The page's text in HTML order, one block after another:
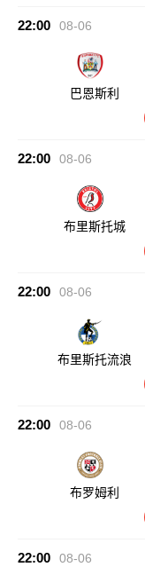
22:00 08-06
巴恩斯利
22:00 08-06
布里斯托城
22:00 08-06
布里斯托流浪
22:00 08-06
布罗姆利
22:00 08-06